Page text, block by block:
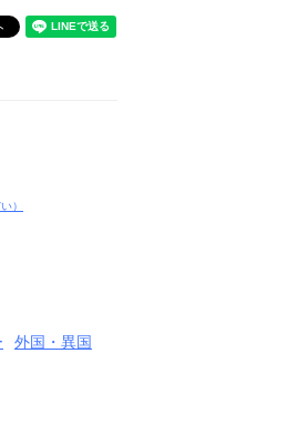
）
外国・異国